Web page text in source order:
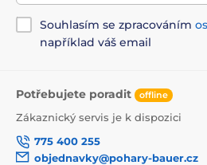
Souhlasím se zpracováním
například váš email
Potřebujete poradit offline
Zákaznický servis je k dispozici
775 400 255
objednavky@pohary-bauer.cz